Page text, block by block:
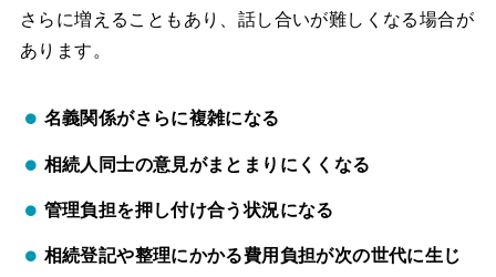
さらに増えることもあり、話し合いが難しくなる場合が
あります。
名義関係がさらに複雑になる
相続人同士の意見がまとまりにくくなる
管理負担を押し付け合う状況になる
相続登記や整理にかかる費用負担が次の世代に生じ